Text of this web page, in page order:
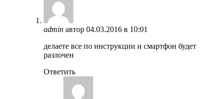
admin автор 04.03.2016 в 10:01
делаете все по инструкции и смартфон будет
разлочен
Ответить